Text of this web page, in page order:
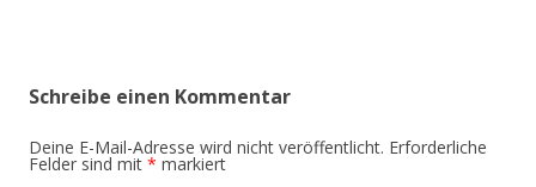
Schreibe einen Kommentar
Deine E-Mail-Adresse wird nicht veröffentlicht. Erforderliche
Felder sind mit * markiert